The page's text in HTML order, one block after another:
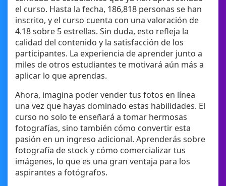
el curso. Hasta la fecha, 186,818 personas se han
inscrito, y el curso cuenta con una valoración de
4.18 sobre 5 estrellas. Sin duda, esto refleja la
calidad del contenido y la satisfacción de los
participantes. La experiencia de aprender junto a
miles de otros estudiantes te motivará aún más a
aplicar lo que aprendas.
Ahora, imagina poder vender tus fotos en línea
una vez que hayas dominado estas habilidades. El
curso no solo te enseñará a tomar hermosas
fotografías, sino también cómo convertir esta
pasión en un ingreso adicional. Aprenderás sobre
fotografía de stock y cómo comercializar tus
imágenes, lo que es una gran ventaja para los
aspirantes a fotógrafos.